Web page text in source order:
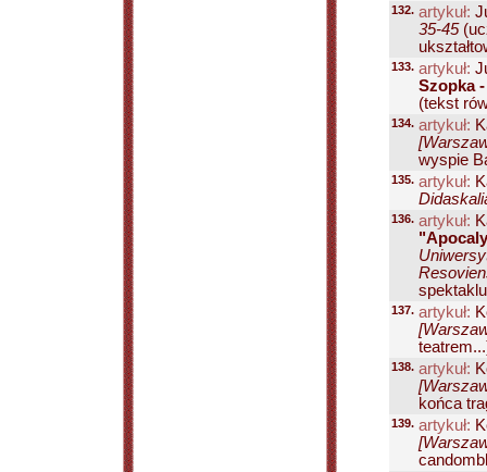
132. artykuł:
35-45
133. artykuł:
Szopka
(tekst
134. artykuł:
wyspie
135. artykuł:
136. artykuł:
137. artykuł:
138. artykuł:
końca
139. artykuł: